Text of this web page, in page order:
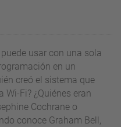
usar con una sola
en un
creó el sistema que
Fi? ¿Quiénes eran
Cochrane o
conoce Graham Bell,